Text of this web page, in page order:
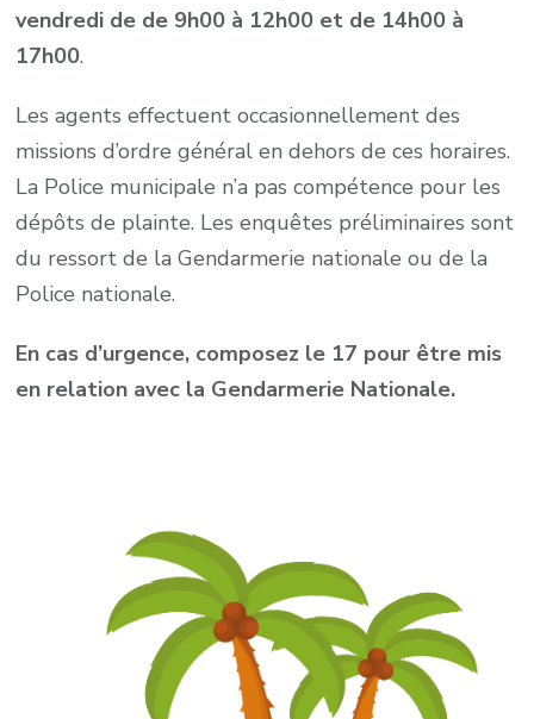
vendredi de de 9h00 à 12h00 et de 14h00 à
17h00.
Les agents effectuent occasionnellement des
missions d’ordre général en dehors de ces horaires.
La Police municipale n’a pas compétence pour les
dépôts de plainte. Les enquêtes préliminaires sont
du ressort de la Gendarmerie nationale ou de la
Police nationale.
En cas d’urgence, composez le 17 pour être mis
en relation avec la Gendarmerie Nationale.